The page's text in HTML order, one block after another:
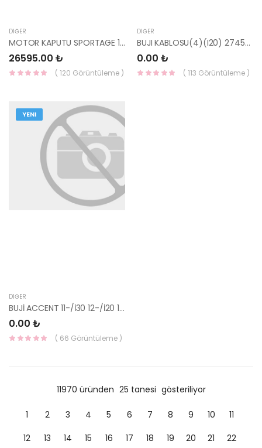
DIĞER
MOTOR KAPUTU SPORTAGE 16=> 66400-F1000-YS
26595.00 ₺
( 120 Görüntüleme )
DIĞER
BUJI KABLOSU(4)(I20) 27450-03000-HMC
0.00 ₺
( 113 Görüntüleme )
YENI
DIĞER
BUJİ ACCENT 11-/İ30 12-/İ20 12-/ BENZ. 1.4 /1.6-
0.00 ₺
( 66 Görüntüleme )
11970 üründen 25 tanesi gösteriliyor
1 2 3 4 5 6 7 8 9 10
11
12
13 14 15 16 17 18 19 20 21
22